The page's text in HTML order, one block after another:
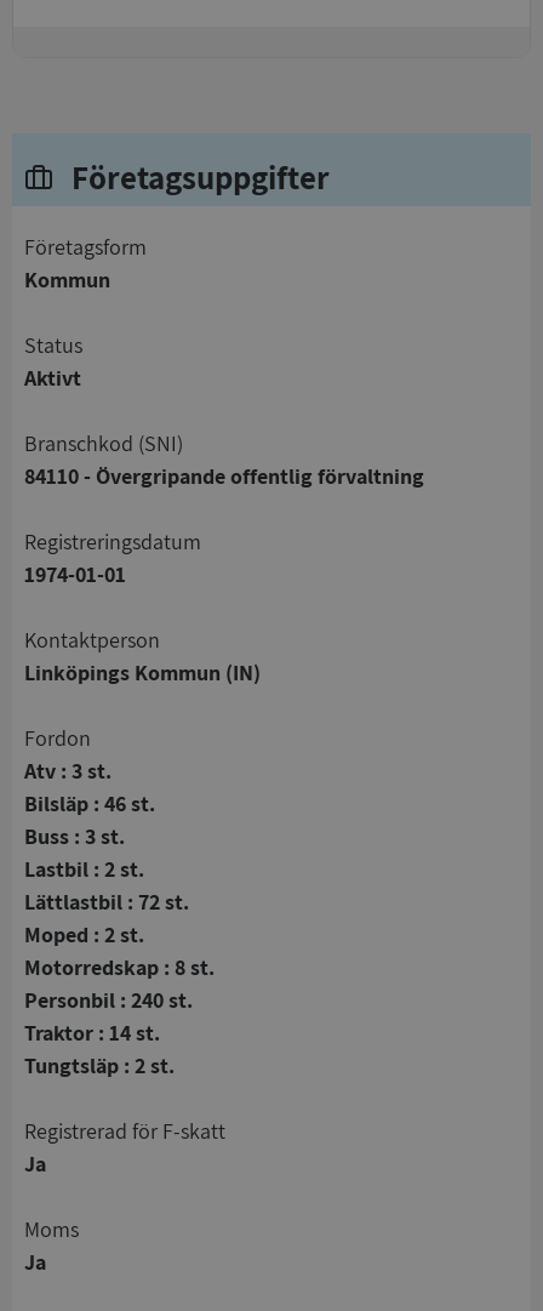
Företagsuppgifter
företagsform
Kommun
status
Aktivt
branschkod (SNI)
84110 - Övergripande offentlig förvaltning
registreringsdatum
1974-01-01
Kontaktperson
Linköpings Kommun (IN)
Fordon
Atv : 3 st.
Bilsläp : 46 st.
Buss : 3 st.
Lastbil : 2 st.
Lättlastbil : 72 st.
Moped : 2 st.
Motorredskap : 8 st.
Personbil : 240 st.
Traktor : 14 st.
Tungtsläp : 2 st.
registrerad för F-skatt
Ja
Moms
Ja